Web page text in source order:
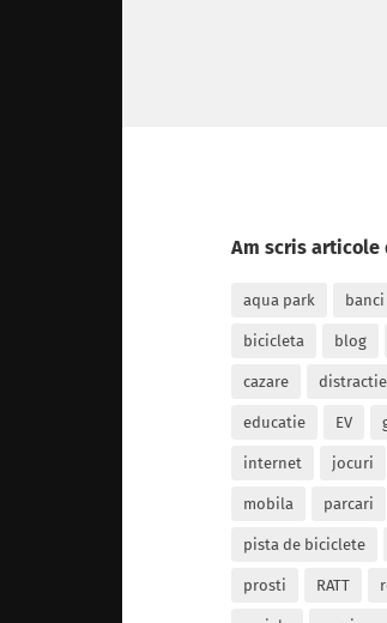
Am scris articole
aqua park banci
bicicleta blog
cazare distractie
educatie EV
internet jocuri
mobila parcari
pista de biciclete
prosti RATT